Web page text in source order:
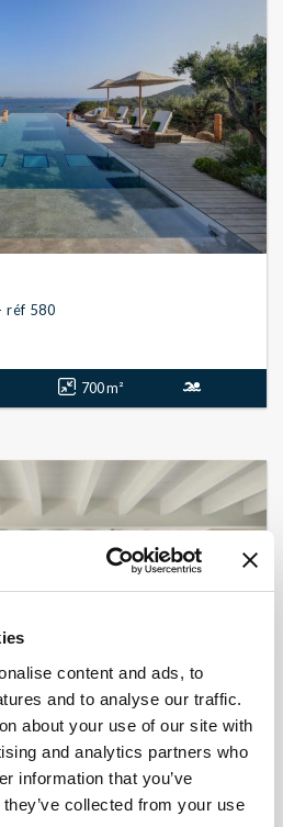
content and ads, to
and to analyse our traffic.
about your use of our site with
and analytics partners who
information that you’ve
collected from your use
réf 580
700 m²
- réf 536